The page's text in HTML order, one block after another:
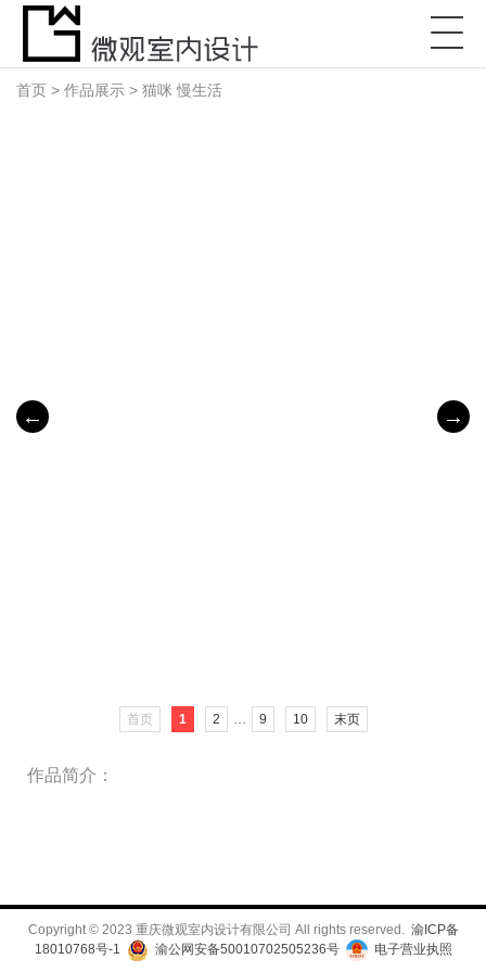
首页 > 作品展示 > 猫咪 慢生活
← →
首页 1 2 9 10 末页
作品简介：
Copyright © 2023 重庆微观室内设计有限公司 All rights reserved. 渝ICP备
18010768号-1
渝公网安备50010702505236号 电子营业执照